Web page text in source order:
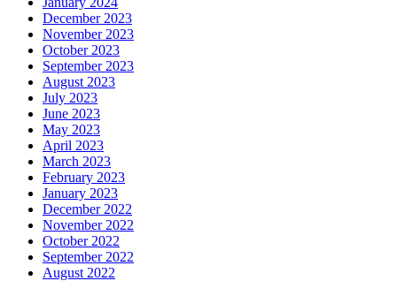
December 2023
November 2023
October 2023
September 2023
August 2023
July 2023
June 2023
May 2023
April 2023
March 2023
February 2023
January 2023
December 2022
November 2022
October 2022
September 2022
August 2022